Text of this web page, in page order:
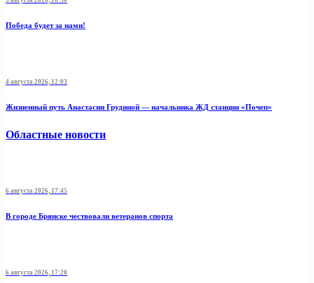
Победа будет за нами!
4 августа 2026, 12:03
Жизненный путь Анастасии Грудиной — начальника ЖД станции «Почеп»
Областные новости
6 августа 2026, 17:45
В городе Брянске чествовали ветеранов спорта
6 августа 2026, 17:20